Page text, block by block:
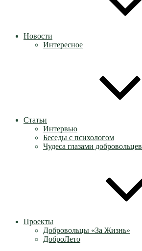
Новости
Интересное
Статьи
Интервью
Беседы с психологом
Чудеса глазами добровольцев
Проекты
Добровольцы «За Жизнь»
ДоброЛето